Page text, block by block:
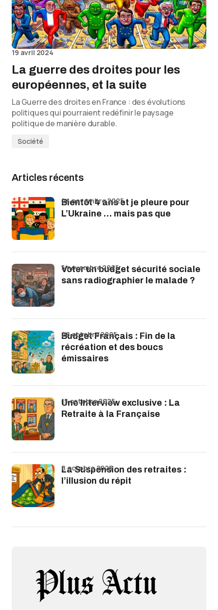
19 avril 2024
La guerre des droites pour les
européennes, et la suite
La Guerre des droites en France : des évolutions
politiques qui pourraient redéfinir le paysage
politique de manière durable.
Société
Articles récents
Bientôt 4 ans et je pleure pour
L’Ukraine … mais pas que
24 novembre 2025
Voter un budget sécurité sociale
sans radiographier le malade ?
5 novembre 2025
Budget Français : Fin de la
récréation et des boucs
émissaires
28 octobre 2025
Une Interview exclusive : La
Retraite à la Française
15 octobre 2025
La Suspension des retraites :
l’illusion du répit
8 octobre 2025